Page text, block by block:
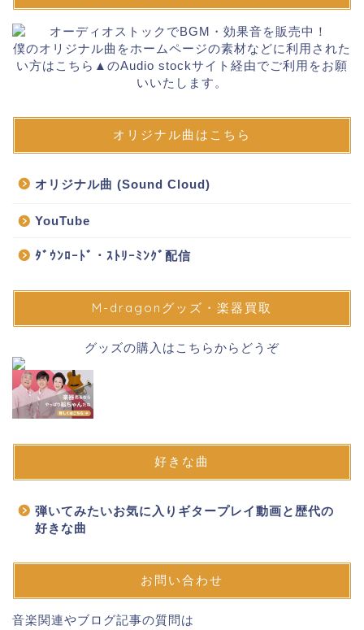
僕のオリジナル曲をホームページの素材などに利用された
い方はこちら▲のAudio stockサイト経由でご利用をお願
いいたします。
オリジナル曲はこちら
オリジナル曲 (Sound Cloud)
YouTube
ﾀﾞｳﾝﾛｰﾄﾞ・ｽﾄﾘｰﾐﾝｸﾞ配信
M-dragonグッズ・楽器買取
グッズの購入はこちらからどうぞ
好きな曲
弾いてみたいお気に入りギタープレイ動画と歴代の
好きな曲
お問い合わせ
音楽関連やブログ記事の質問は